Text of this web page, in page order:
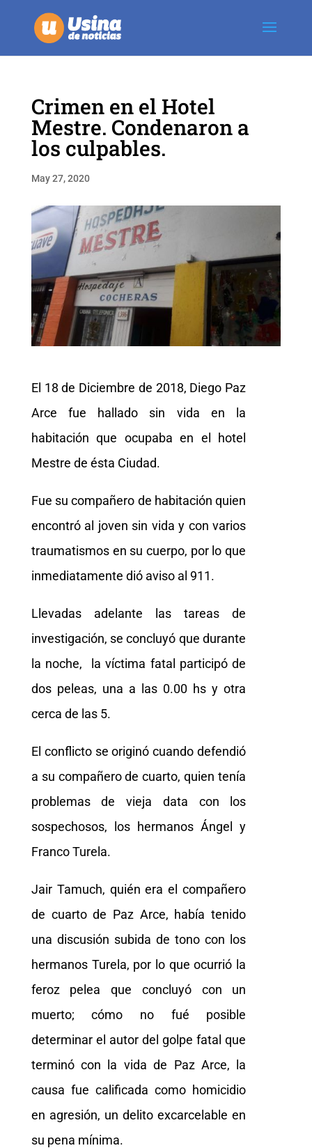
Crimen en el Hotel
Mestre. Condenaron a
los culpables.
May 27, 2020
El 18 de Diciembre de 2018, Diego Paz
Arce fue hallado sin vida en la
habitación que ocupaba en el hotel
Mestre de ésta Ciudad.
Fue su compañero de habitación quien
encontró al joven sin vida y con varios
traumatismos en su cuerpo, por lo que
inmediatamente dió aviso al 911.
Llevadas adelante las tareas de
investigación, se concluyó que durante
la noche, la víctima fatal participó de
dos peleas, una a las 0.00 hs y otra
cerca de las 5.
El conflicto se originó cuando defendió
a su compañero de cuarto, quien tenía
problemas de vieja data con los
sospechosos, los hermanos Ángel y
Franco Turela.
Jair Tamuch, quién era el compañero
de cuarto de Paz Arce, había tenido
una discusión subida de tono con los
hermanos Turela, por lo que ocurrió la
feroz pelea que concluyó con un
muerto; cómo no fué posible
determinar el autor del golpe fatal que
terminó con la vida de Paz Arce, la
causa fue calificada como homicidio
en agresión, un delito excarcelable en
su pena mínima.